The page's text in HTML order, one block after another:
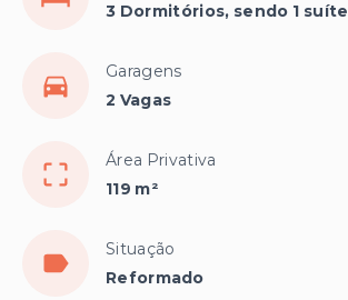
3 Dormitórios, sendo 1 suíte
Garagens
2 Vagas
Área Privativa
119 m²
Situação
Reformado